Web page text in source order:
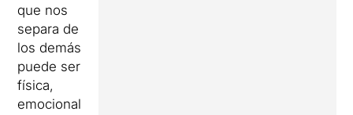
que nos
separa de
los demás
puede ser
física,
emocional